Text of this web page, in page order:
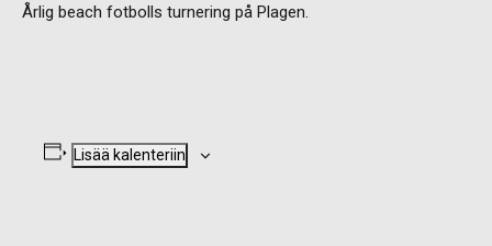
Årlig beach fotbolls turnering på Plagen.
Lisää kalenteriin